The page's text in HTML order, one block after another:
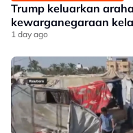
Trump keluarkan
kewarganegaraan
1 day ago